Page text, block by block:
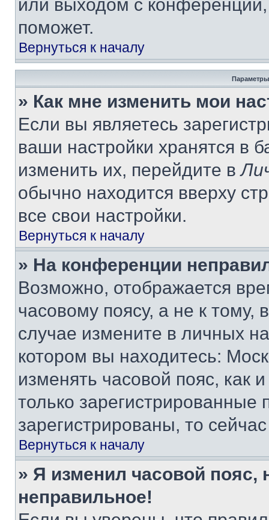
или выходом с
поможет.
Вернуться к началу
Параметры
» Как мне изменить мои
Если вы являетесь
ваши настройки хранятся в
изменить их, перейдите в
обычно находится вверху
все свои настройки.
Вернуться к началу
» На конференции
Возможно, отображается
часовому поясу, а не к тому,
случае измените в личных
котором вы находитесь:
изменять часовой пояс, как
только
зарегистрированы, то
Вернуться к началу
» Я изменил часовой пояс,
неправильное!